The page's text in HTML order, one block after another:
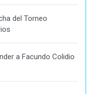
del Torneo
a Facundo Colidio